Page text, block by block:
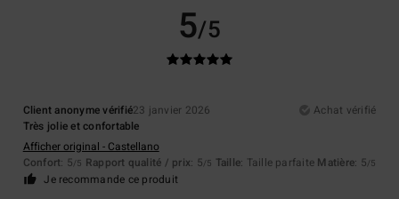
5/5
Client anonyme vérifié23 janvier 2026
Achat vérifié
Très jolie et confortable
Afficher original - Castellano
Confort: 5/5 Rapport qualité / prix: 5/5 Taille: Taille parfaite Matière: 5/5
Je recommande ce produit